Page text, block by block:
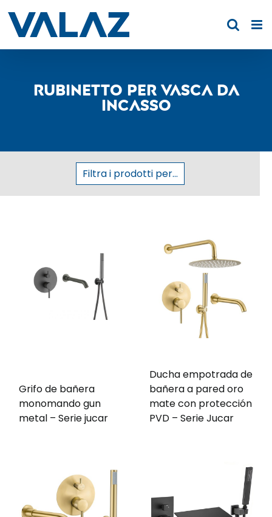
content
Rubinetto per vasca da
incasso
Filtra i prodotti per...
Grifo de bañera
monomando gun
metal – Serie jucar
Ducha empotrada de
bañera a pared oro
mate con protección
PVD – Serie Jucar